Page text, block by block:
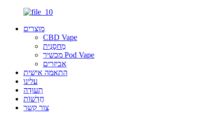
מוצרים
CBD Vape
מַחסָנִית
מכשיר Pod Vape
אביזרים
התאמה אישית
עלינו
תְעוּדָה
חֲדָשׁוֹת
צור קשר